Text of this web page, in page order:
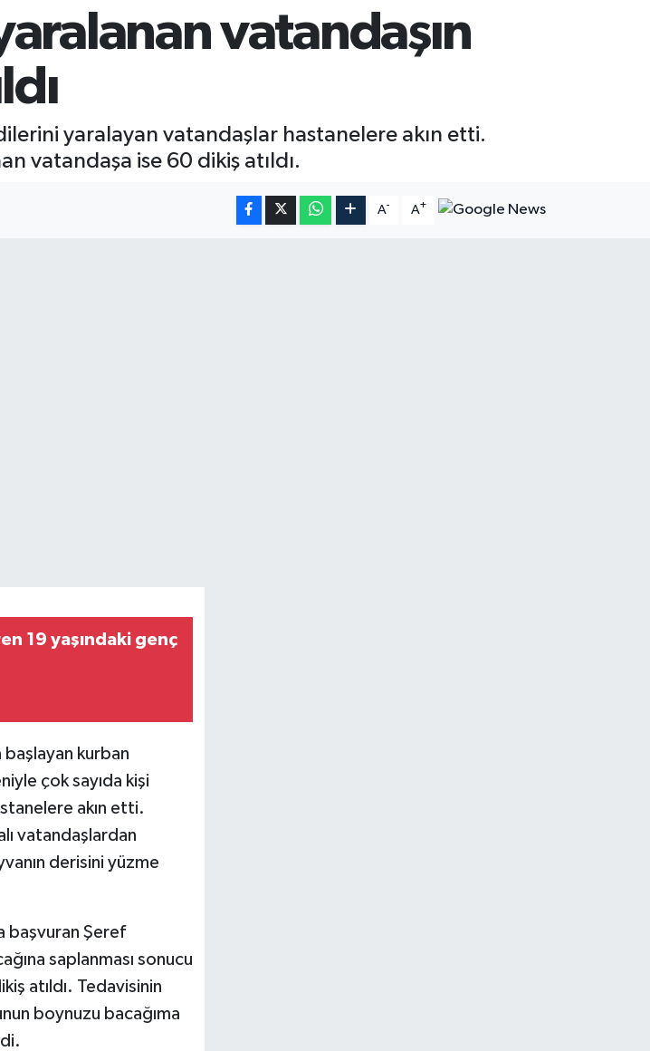
vatandaşın
yaralayan vatandaşlar hastanelere akın etti.
vatandaşa ise 60 dikiş atıldı.
A- A+
19 yaşındaki genç
başlayan kurban
çok sayıda kişi
akın etti.
vatandaşlardan
derisini yüzme
başvuran Şeref
saplanması sonucu
atıldı. Tedavisinin
boynuzu bacağıma